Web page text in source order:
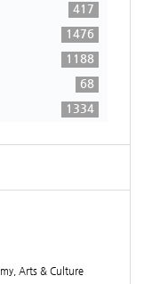
417
1476
1188
68
1334
Arts & Culture